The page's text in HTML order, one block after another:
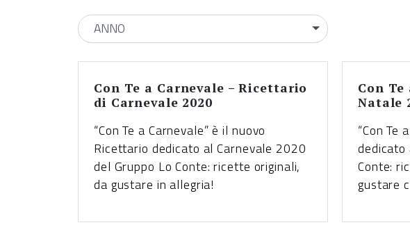
ANNO
Con Te a Carnevale – Ricettario
di Carnevale 2020
“Con Te a Carnevale” è il nuovo
Ricettario dedicato al Carnevale 2020
del Gruppo Lo Conte: ricette originali,
da gustare in allegria!
Con
Natale
“Con Te
Conte:
gustare